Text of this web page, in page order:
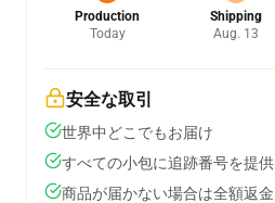
Production
Today
Shipping
Aug. 13
安全な取引
世界中どこでもお届け
すべての小包に追跡番号を提供
商品が届かない場合は全額返金